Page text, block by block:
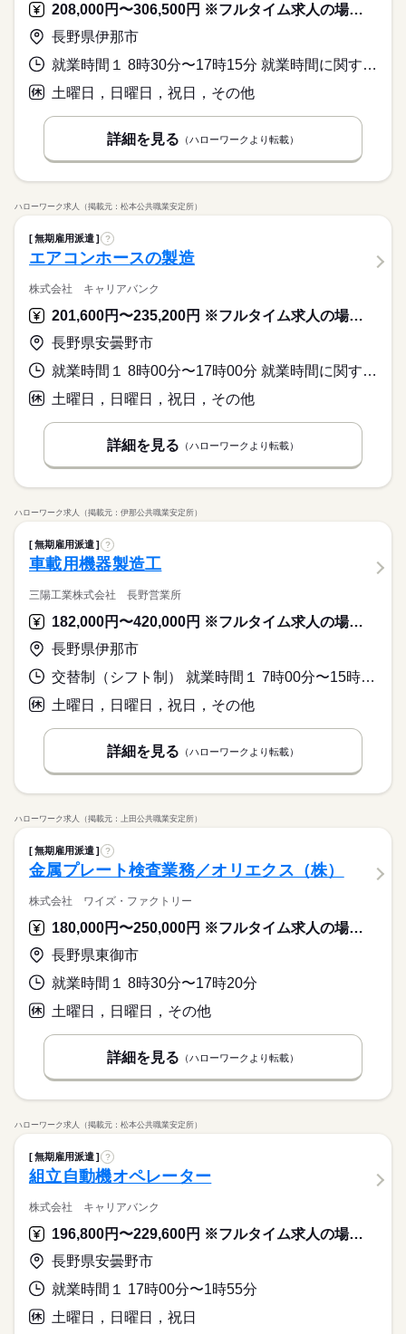
208,000円〜306,500円 ※フルタイム求人の場合は月額（換算額）、パート求人の場合は時間額を表示しています。
長野県伊那市
就業時間１ 8時30分〜17時15分 就業時間に関する特記事項 実働時間８時間（休憩時間４５分）
土曜日，日曜日，祝日，その他
詳細を見る （ハローワークより転載）
ハローワーク求人（掲載元：松本公共職業安定所）
無期雇用派遣 ?
エアコンホースの製造
株式会社 キャリアバンク
201,600円〜235,200円 ※フルタイム求人の場合は月額（換算額）、パート求人の場合は時間額を表示しています。
長野県安曇野市
就業時間１ 8時00分〜17時00分 就業時間に関する特記事項 生産状況により、勤務時間が多少前後します。
土曜日，日曜日，祝日，その他
詳細を見る （ハローワークより転載）
ハローワーク求人（掲載元：伊那公共職業安定所）
無期雇用派遣 ?
車載用機器製造工
三陽工業株式会社 長野営業所
182,000円〜420,000円 ※フルタイム求人の場合は月額（換算額）、パート求人の場合は時間額を表示しています。
長野県伊那市
交替制（シフト制） 就業時間１ 7時00分〜15時30分 就業時間２ 15時00分〜23時30分 就業時間３ 23時00分〜7時30分 又は 8時45分〜17時30分の時間の間の8時間程度
土曜日，日曜日，祝日，その他
詳細を見る （ハローワークより転載）
ハローワーク求人（掲載元：上田公共職業安定所）
無期雇用派遣 ?
金属プレート検査業務／オリエクス（株）
株式会社 ワイズ・ファクトリー
180,000円〜250,000円 ※フルタイム求人の場合は月額（換算額）、パート求人の場合は時間額を表示しています。
長野県東御市
就業時間１ 8時30分〜17時20分
土曜日，日曜日，その他
詳細を見る （ハローワークより転載）
ハローワーク求人（掲載元：松本公共職業安定所）
無期雇用派遣 ?
組立自動機オペレーター
株式会社 キャリアバンク
196,800円〜229,600円 ※フルタイム求人の場合は月額（換算額）、パート求人の場合は時間額を表示しています。
長野県安曇野市
就業時間１ 17時00分〜1時55分
土曜日，日曜日，祝日